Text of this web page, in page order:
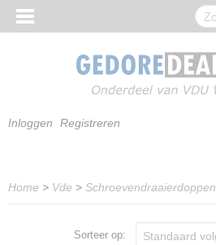
Inloggen Registreren
Home > Vde > Schroevendraaierdoppen
Sorteer op: